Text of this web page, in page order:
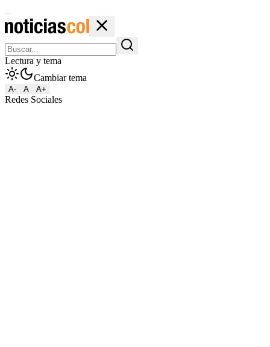
Lectura y tema
Cambiar tema
A- A A+
Redes Sociales